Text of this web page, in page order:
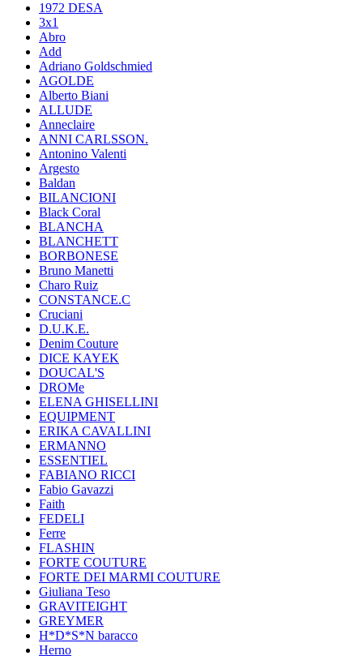
1972 DESA
3x1
Abro
Add
Adriano Goldschmied
AGOLDE
Alberto Biani
ALLUDE
Anneclaire
ANNI CARLSSON.
Antonino Valenti
Argesto
Baldan
BILANCIONI
Black Coral
BLANCHA
BLANCHETT
BORBONESE
Bruno Manetti
Charo Ruiz
CONSTANCE.C
Cruciani
D.U.K.E.
Denim Couture
DICE KAYEK
DOUCAL'S
DROMe
ELENA GHISELLINI
EQUIPMENT
ERIKA CAVALLINI
ERMANNO
ESSENTIEL
FABIANO RICCI
Fabio Gavazzi
Faith
FEDELI
Ferre
FLASHIN
FORTE COUTURE
FORTE DEI MARMI COUTURE
Giuliana Teso
GRAVITEIGHT
GREYMER
H*D*S*N baracco
Herno